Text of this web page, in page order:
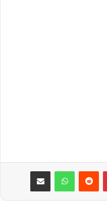
بينتيريست واتساب مشاركة عبر البريد